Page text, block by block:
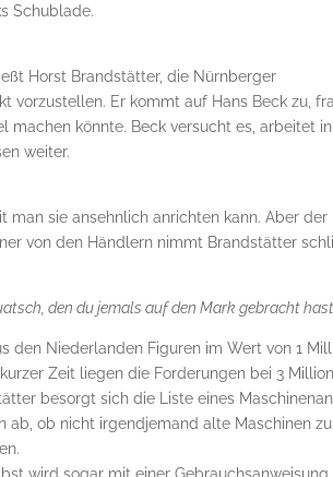
Schublade.
Horst Brandstätter, die Nürnberger
vorzustellen. Er kommt auf Hans Beck zu,
machen könnte. Beck versucht es, arbeitet
weiter.
sie ansehnlich anrichten kann. Aber der
von den Händlern nimmt Brandstätter
den du jemals auf den Mark gebracht
den Niederlanden Figuren im Wert von 1
Zeit liegen die Forderungen bei 3
besorgt sich die Liste eines
ab, ob nicht irgendjemand alte Maschinen zu